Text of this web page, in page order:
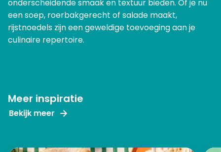
onderscheidende smaak en textuur bieden. Of je nu
een soep, roerbakgerecht of salade maakt,
rijstnoedels zijn een geweldige toevoeging aan je
culinaire repertoire.
Meer inspiratie
Bekijk meer